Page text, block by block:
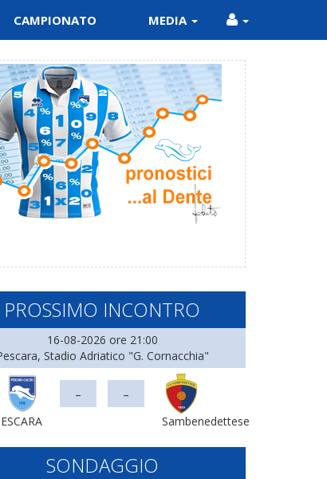
CAMPIONATO MEDIA
PROSSIMO INCONTRO
16-08-2026 ore 21:00
Stadio Adriatico "G. Cornacchia"
- -
Sambenedettese
SONDAGGIO